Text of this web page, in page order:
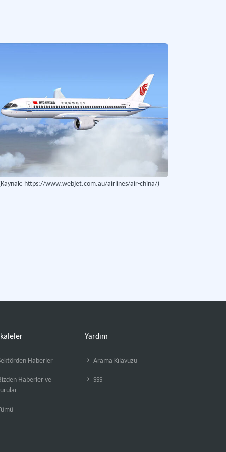
https://www.webjet.com.au/airlines/air-china/)
Haberler
Haberler ve
Yardım
Arama Kılavuzu
SSS